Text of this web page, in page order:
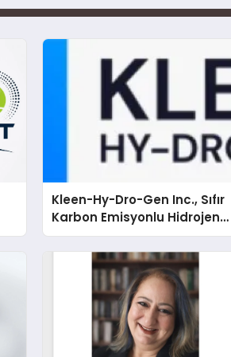
Kleen-Hy-Dro-Gen Inc., Sıfır
Karbon Emisyonlu Hidrojen
Isıtma Teknolojisinde ISO ve
TSSA Düzenleyici Onaylarını